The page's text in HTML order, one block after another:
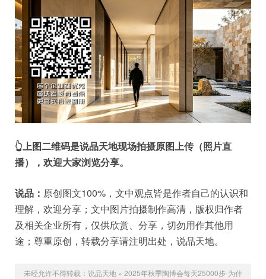
👆上图二维码是说品天地现场拍摄原图上传（照片直
播），欢迎大家浏览分享。
说品： 原创图文100%，文中观点皆是作者自己的认识和
理解，欢迎分享；文中图片拍摄制作高清，版权归作者
及相关企业所有，仅供欣赏、分享，切勿用作其他用
途；尊重原创，转载分享请注明出处，说品天地。
未经允许不得转载： 说品天地 » 2025年秋季陶博会每天25000步-为什